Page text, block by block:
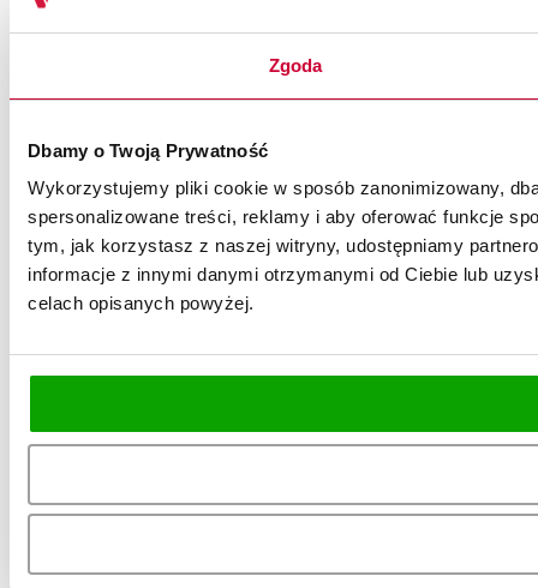
Zgoda
Dbamy o Twoją Prywatność
Wykorzystujemy pliki cookie w sposób zanonimizowany,
spersonalizowane treści, reklamy i aby oferować funkcje
tym, jak korzystasz z naszej witryny, udostępniamy
informacje z innymi danymi otrzymanymi od Ciebie lub
celach opisanych powyżej.